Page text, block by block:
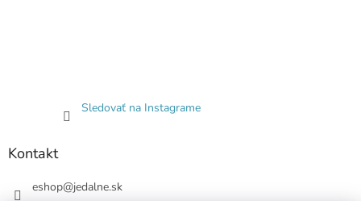
Sledovať na Instagrame
Kontakt
eshop@jedalne.sk